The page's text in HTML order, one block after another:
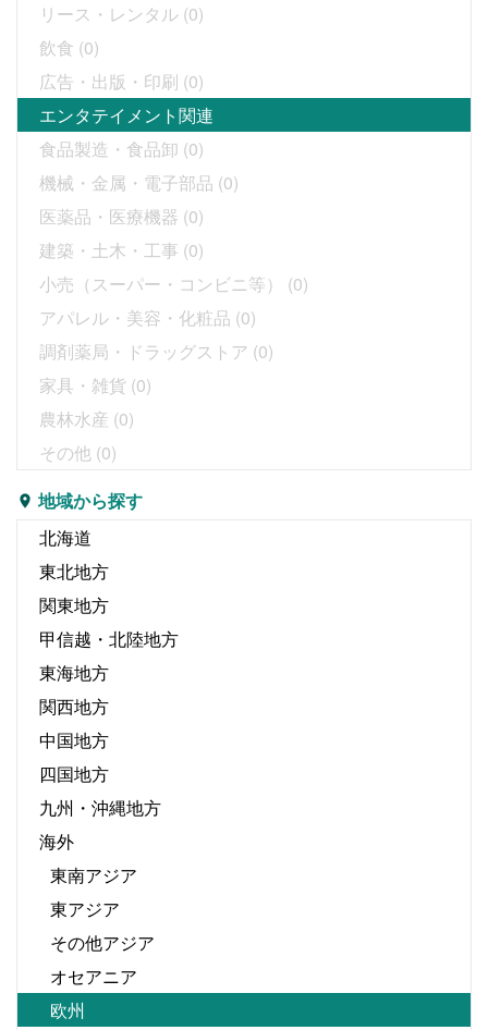
リース・レンタル (0)
飲食 (0)
広告・出版・印刷 (0)
エンタテイメント関連
食品製造・食品卸 (0)
機械・金属・電子部品 (0)
医薬品・医療機器 (0)
建築・土木・工事 (0)
小売（スーパー・コンビニ等）
(0)
アパレル・美容・化粧品 (0)
調剤薬局・ドラッグストア (0)
家具・雑貨 (0)
農林水産 (0)
その他 (0)
地域から探す
北海道
東北地方
関東地方
甲信越・北陸地方
東海地方
関西地方
中国地方
四国地方
九州・沖縄地方
海外
東南アジア
東アジア
その他アジア
オセアニア
欧州